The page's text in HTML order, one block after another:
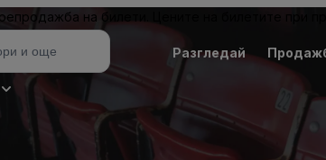
на билети. Цените на билетите
Разгледай